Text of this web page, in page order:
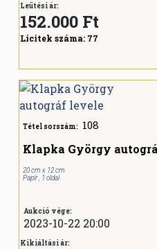
Leütési ár:
152.000 Ft
Licitek száma: 77
Tétel sorszám: 108
Klapka György
20 cm x 12 cm
Papír , 1 oldal
Aukció vége:
2023-10-22 20:00
Kikiáltási ár: